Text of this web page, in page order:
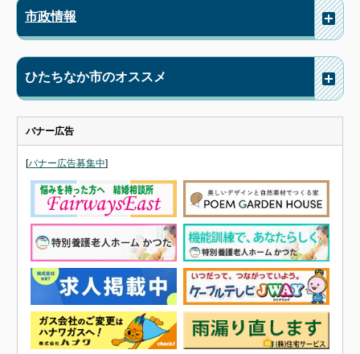
市政情報
ひたちなか市のオススメ
バナー広告
[バナー広告募集中]